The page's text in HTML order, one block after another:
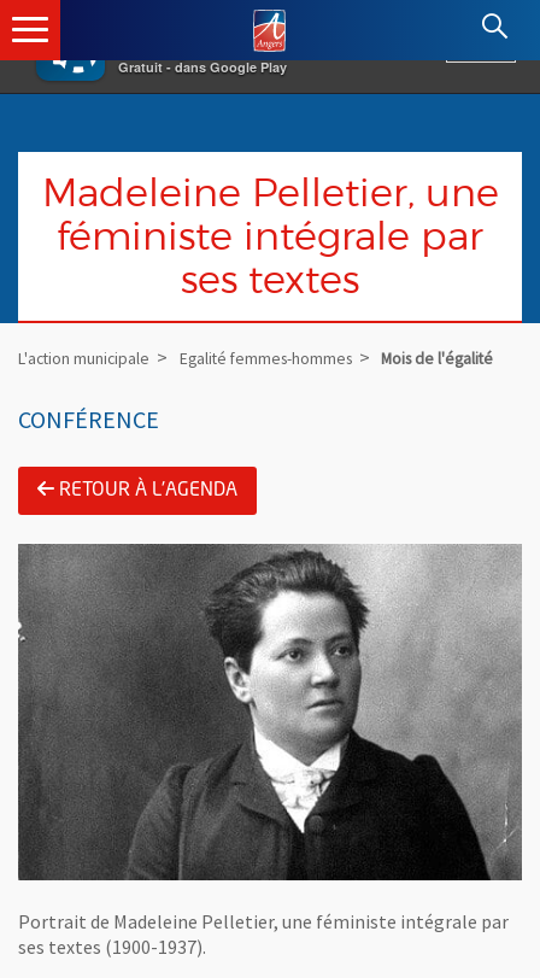
×
Gratuit - dans Google Play
Angers.fr : Retour à l'accueil
Madeleine Pelletier, une
féministe intégrale par
ses textes
L'action municipale Egalité femmes-hommes Mois de l'égalité
CONFÉRENCE
RETOUR À L'AGENDA
Portrait de Madeleine Pelletier, une féministe intégrale par
ses textes (1900-1937).